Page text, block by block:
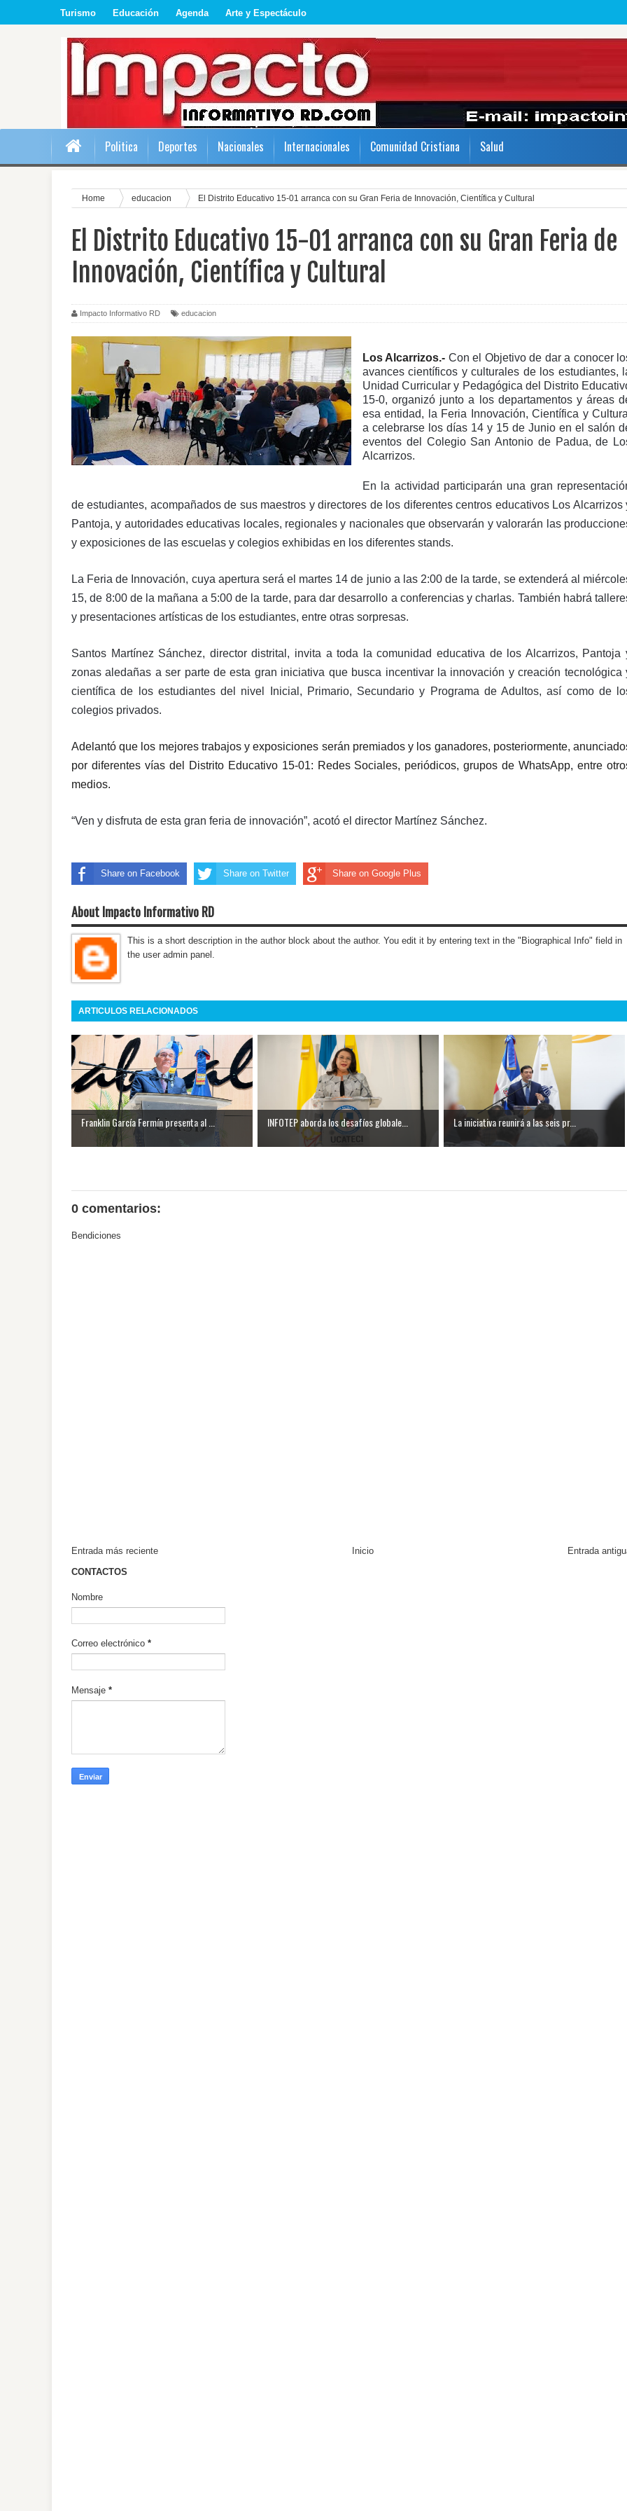
Turismo Educación Agenda Arte y Espectáculo
Politica Deportes Nacionales Internacionales Comunidad Cristiana Salud
Home educacion El Distrito Educativo 15-01 arranca con su Gran Feria de Innovación, Científica y Cultural
El Distrito Educativo 15-01 arranca con su Gran Feria de
Innovación, Científica y Cultural
Impacto Informativo RD educacion
Los Alcarrizos.- Con el Objetivo de dar a conocer
avances científicos y culturales de los estudiantes,
Unidad Curricular y Pedagógica del Distrito
15-0, organizó junto a los departamentos y áreas
esa entidad, la Feria Innovación, Científica y
a celebrarse los días 14 y 15 de Junio en el salón
eventos del Colegio San Antonio de Padua, de
Alcarrizos.
En la actividad participarán una gran
de estudiantes, acompañados de sus maestros y directores de los diferentes centros educativos Los Alcarrizos
Pantoja, y autoridades educativas locales, regionales y nacionales que observarán y valorarán las
y exposiciones de las escuelas y colegios exhibidas en los diferentes stands.
La Feria de Innovación, cuya apertura será el martes 14 de junio a las 2:00 de la tarde, se extenderá al
15, de 8:00 de la mañana a 5:00 de la tarde, para dar desarrollo a conferencias y charlas. También habrá
y presentaciones artísticas de los estudiantes, entre otras sorpresas.
Santos Martínez Sánchez, director distrital, invita a toda la comunidad educativa de los Alcarrizos, Pantoja
zonas aledañas a ser parte de esta gran iniciativa que busca incentivar la innovación y creación tecnológica
científica de los estudiantes del nivel Inicial, Primario, Secundario y Programa de Adultos, así como de
colegios privados.
Adelantó que los mejores trabajos y exposiciones serán premiados y los ganadores, posteriormente,
por diferentes vías del Distrito Educativo 15-01: Redes Sociales, periódicos, grupos de WhatsApp, entre
medios.
“Ven y disfruta de esta gran feria de innovación”, acotó el director Martínez Sánchez.
Share on Facebook Share on Twitter Share on Google Plus
About Impacto Informativo RD
This is a short description in the author block about the author. You edit it by entering text in the "Biographical Info" field in
the user admin panel.
ARTICULOS RELACIONADOS
Franklin García Fermín presenta al ... INFOTEP aborda los desafíos globale... La iniciativa reunirá a las seis pr...
0 comentarios:
Bendiciones
Entrada más reciente Entrada
Inicio
CONTACTOS
Nombre
Correo electrónico *
Mensaje *